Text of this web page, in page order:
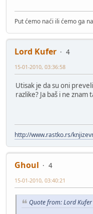
Put ćemo naći ili ćemo ga
Lord Kufer
4
15-01-2010, 03:36:58
Utisak je da su oni
razlike? Ja baš i ne znam
http://www.rastko.rs/
Ghoul
4
15-01-2010, 03:40:21
Quote from: Lord